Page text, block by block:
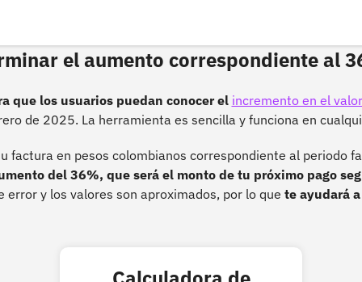
el aumento correspondiente al
que los usuarios puedan conocer el incremento en el
de 2025. La herramienta es sencilla y funciona en
factura en pesos colombianos correspondiente al periodo
del 36%, que será el monto de tu próximo pago
y los valores son aproximados, por lo que te ayudará